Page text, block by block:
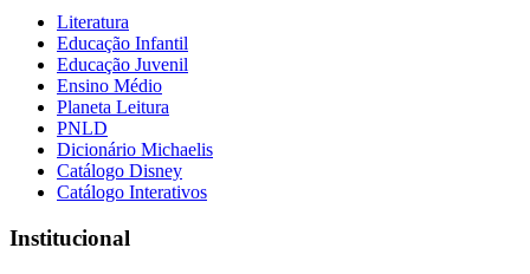
Literatura
Educação Infantil
Educação Juvenil
Ensino Médio
Planeta Leitura
PNLD
Dicionário Michaelis
Catálogo Disney
Catálogo Interativos
Institucional